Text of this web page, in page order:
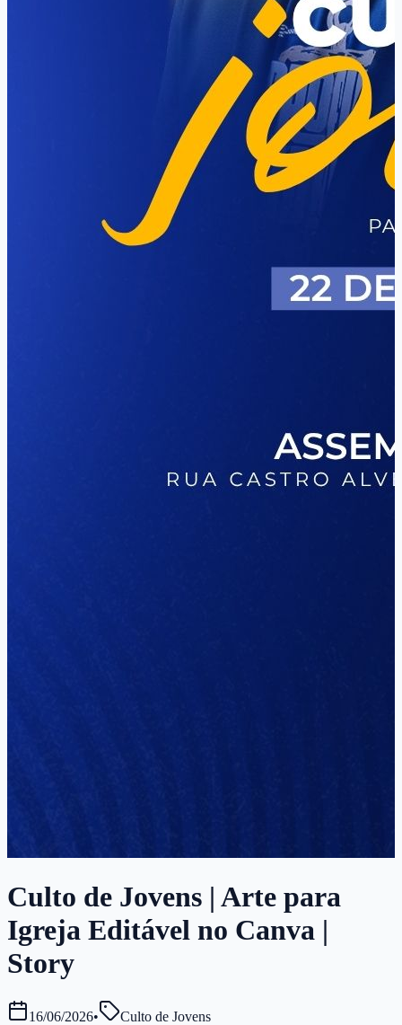
Culto de Jovens | Arte para
Igreja Editável no Canva |
Story
16/06/2026• Culto de Jovens